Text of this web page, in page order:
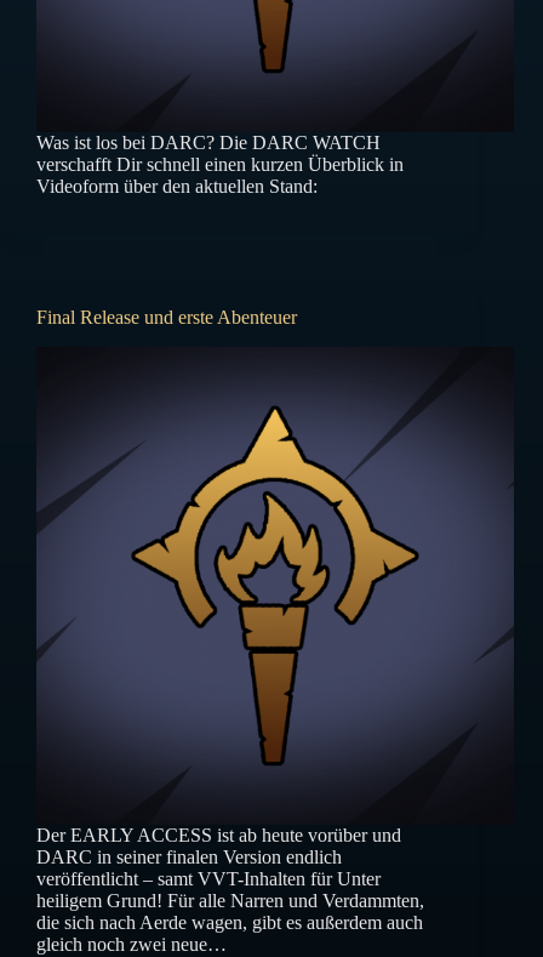
Was ist los bei DARC? Die DARC WATCH
verschafft Dir schnell einen kurzen Überblick in
Videoform über den aktuellen Stand:
Final Release und erste Abenteuer
Der EARLY ACCESS ist ab heute vorüber und
DARC in seiner finalen Version endlich
veröffentlicht – samt VVT-Inhalten für Unter
heiligem Grund! Für alle Narren und Verdammten,
die sich nach Aerde wagen, gibt es außerdem auch
gleich noch zwei neue…